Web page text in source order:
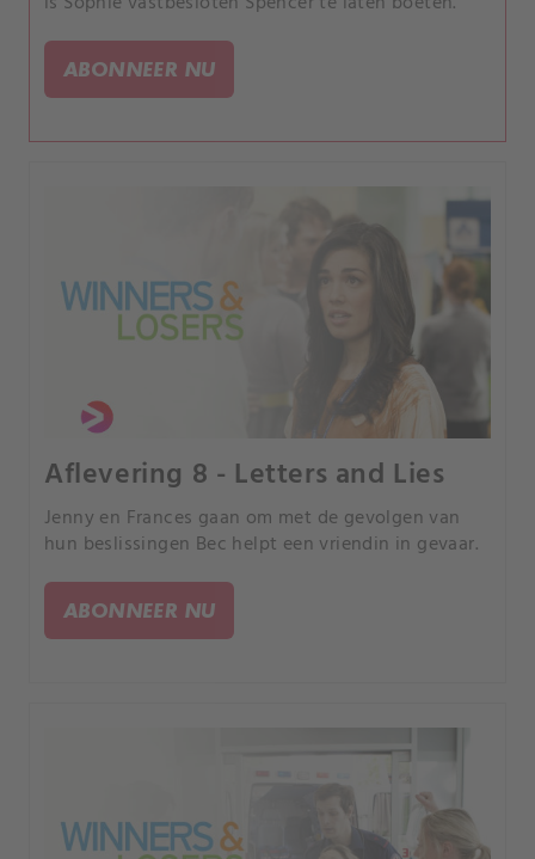
ABONNEER NU
Aflevering 8 - Letters and Lies
Jenny en Frances gaan om met de gevolgen van
hun beslissingen Bec helpt een vriendin in gevaar.
ABONNEER NU